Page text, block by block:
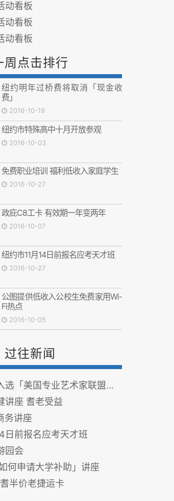
动看板
动看板
动看板
周点击排行
纽约明年过桥费将取消「现金收
费」
2016-10-19
纽约市特殊高中十月开放参观
2016-10-03
免费职业培训 福利低收入家庭学生
2016-10-27
政庇C8工卡 有效期一年变两年
2016-10-07
纽约市11月14日前报名应考天才班
2016-10-27
公图提供低收入公校生免费家用Wi-
Fi热点
2016-10-05
过往新闻
美国专业艺术家联盟公开赛」
讲座 耆老受益
务讲座
日前报名应考天才班
园会
何申请大学补助」讲座
半价老捷运卡